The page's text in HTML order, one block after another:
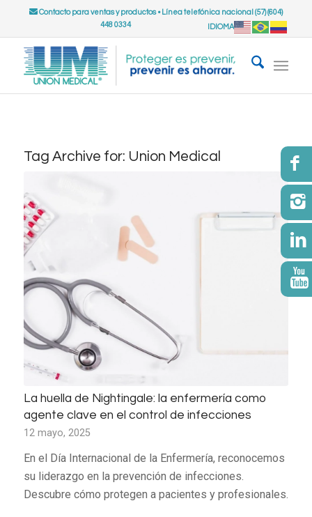
Contacto para ventas y productos• Línea telefónica nacional (57) (604)
448 0334
IDIOMA
Tag Archive for: Union Medical
La huella de Nightingale: la enfermería como
agente clave en el control de infecciones
12 mayo, 2025
En el Día Internacional de la Enfermería, reconocemos
su liderazgo en la prevención de infecciones.
Descubre cómo protegen a pacientes y profesionales.